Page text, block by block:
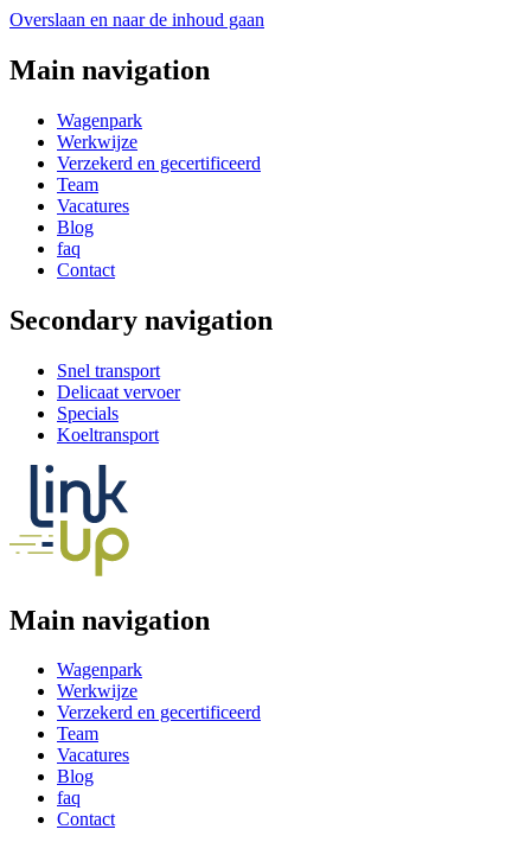
Overslaan en naar de inhoud gaan
Main navigation
Wagenpark
Werkwijze
Verzekerd en gecertificeerd
Team
Vacatures
Blog
faq
Contact
Secondary navigation
Snel transport
Delicaat vervoer
Specials
Koeltransport
Main navigation
Wagenpark
Werkwijze
Verzekerd en gecertificeerd
Team
Vacatures
Blog
faq
Contact